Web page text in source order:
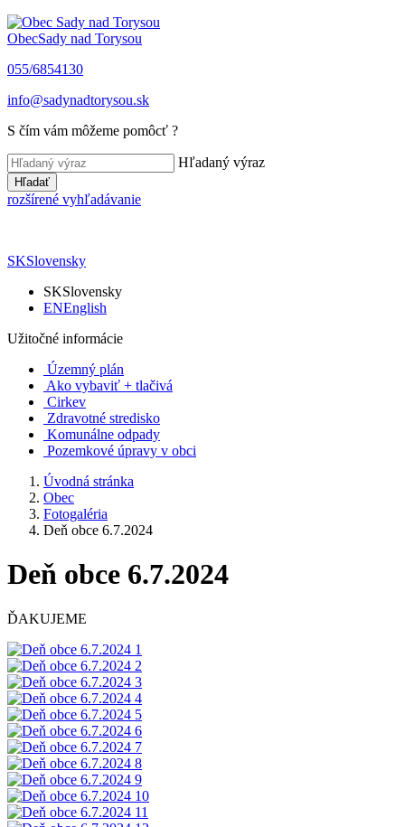
ObecSady nad Torysou
055/6854130
info@sadynadtorysou.sk
S čím vám môžeme pomôcť ?
Hľadaný výraz
Hľadať
rozšírené vyhľadávanie
SKSlovensky
SKSlovensky
ENEnglish
Užitočné informácie
Územný plán
Ako vybaviť + tlačivá
Cirkev
Zdravotné stredisko
Komunálne odpady
Pozemkové úpravy v obci
Úvodná stránka
Obec
Fotogaléria
Deň obce 6.7.2024
Deň obce 6.7.2024
ĎAKUJEME